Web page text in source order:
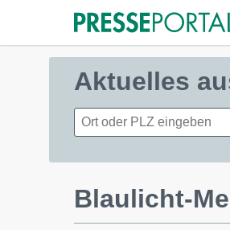
Aktuelles
Blaulicht-